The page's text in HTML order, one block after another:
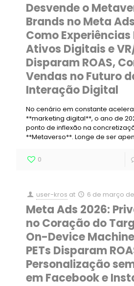
Desvende o
Brands no Meta
Como
Ativos Digitais e
Disparam ROAS,
Vendas no Futuro
Interação Digital
No cenário em constante
**marketing digital**, o ano de
ponto de inflexão na
**Metaverso**. Longe de ser
0
user-kros at 6 de março
Meta Ads 2026:
no Coração do
On-Device
PETs Disparam
Personalização
em Facebook e